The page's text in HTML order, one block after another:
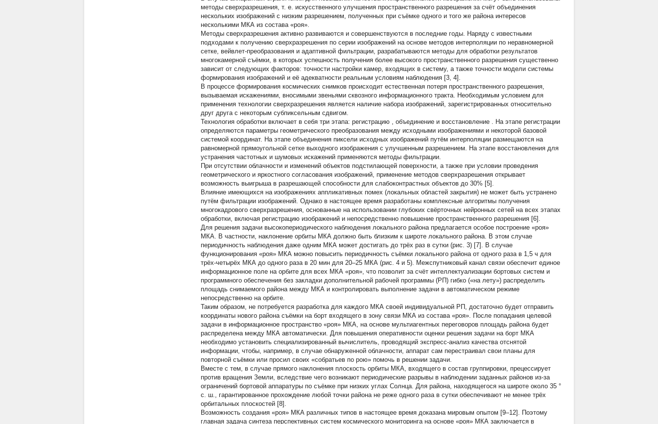
методы сверхразрешения, т. е. искусственного улучшения пространственного разрешения за счёт объединения
нескольких изображений с низким разрешением, полученных при съёмке одного и того же района интересов
несколькими МКА из состава «роя».
Методы сверхразрешения активно развиваются и совершенствуются в последние годы. Наряду с известными
подходами к получению сверхразрешения по серии изображений на основе методов интерполяции по неравномерной
сетке, вейвлет-преобразования и адаптивной фильтрации, разрабатываются методы для обработки результатов
многокамерной съёмки, в которых успешность получения более высокого пространственного разрешения существенно
зависит от следующих факторов: точности настройки камер, входящих в систему, а также точности модели системы
формирования изображений и её адекватности реальным условиям наблюдения [3, 4].
В процессе формирования космических снимков происходит естественная потеря пространственного разрешения,
вызываемая искажениями, вносимыми звеньями сквозного информационного тракта. Необходимым условием для
применения технологии сверхразрешения является наличие набора изображений, зарегистрированных относительно
друг друга с некоторым субпиксельным сдвигом.
Технология обработки включает в себя три этапа: регистрацию , объединение и восстановление . На этапе регистрации
определяются параметры геометрического преобразования между исходными изображениями и некоторой базовой
системой координат. На этапе объединения пиксели исходных изображений путём интерполяции размещаются на
равномерной прямоугольной сетке выходного изображения с улучшенным разрешением. На этапе восстановления для
устранения частотных и шумовых искажений применяются методы фильтрации.
При отсутствии облачности и изменений объектов подстилающей поверхности, а также при условии проведения
геометрического и яркостного согласования изображений, применение методов сверхразрешения открывает
возможность выигрыша в разрешающей способности для слабоконтрастных объектов до 30% [5].
Влияние имеющихся на изображениях аппликативных помех (локальных областей закрытия) не может быть устранено
путём фильтрации изображений. Однако в настоящее время разработаны комплексные алгоритмы получения
многокадрового сверхразрешения, основанные на использовании глубоких свёрточных нейронных сетей на всех этапах
обработки, включая регистрацию изображений и непосредственно повышение пространственного разрешения [6].
Для решения задачи высокопериодического наблюдения локального района предлагается особое построение «роя»
МКА. В частности, наклонение орбиты МКА должно быть близким к широте локального района. В этом случае
периодичность наблюдения даже одним МКА может достигать до трёх раз в сутки (рис. 3) [7]. В случае
функционирования «роя» МКА можно повысить периодичность съёмки локального района от одного раза в 1,5 ч для
трёх-четырёх МКА до одного раза в 20 мин для 20–25 МКА (рис. 4 и 5). Межспутниковый канал связи обеспечит единое
информационное поле на орбите для всех МКА «роя», что позволит за счёт интеллектуализации бортовых систем и
программного обеспечения без закладки дополнительной рабочей программы (РП) гибко («на лету») распределить
площадь снимаемого района между МКА и контролировать выполнение задачи в автоматическом режиме
непосредственно на орбите.
Таким образом, не потребуется разработка для каждого МКА своей индивидуальной РП, достаточно будет отправить
координаты нового района съёмки на борт входящего в зону связи МКА из состава «роя». После попадания целевой
задачи в информационное пространство «роя» МКА, на основе мультиагентных переговоров площадь района будет
распределена между МКА автоматически. Для повышения оперативности оценки решения задачи на борт МКА
необходимо установить специализированный вычислитель, проводящий экспресс-анализ качества отснятой
информации, чтобы, например, в случае обнаруженной облачности, аппарат сам перестраивал свои планы для
повторной съёмки или просил своих «собратьев по рою» помочь в решении задачи.
Вместе с тем, в случае прямого наклонения плоскость орбиты МКА, входящего в состав группировки, прецессирует
против вращения Земли, вследствие чего возникают периодические разрывы в наблюдении заданных районов из-за
ограничений бортовой аппаратуры по съёмке при низких углах Солнца. Для района, находящегося на широте около 35 °
с. ш., гарантированное прохождение любой точки района не реже одного раза в сутки обеспечивают не менее трёх
орбитальных плоскостей [8].
Возможность создания «роя» МКА различных типов в настоящее время доказана мировым опытом [9–12]. Поэтому
главная задача синтеза перспективных систем космического мониторинга на основе «роя» МКА заключается в